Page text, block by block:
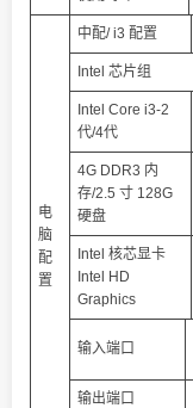
电
脑
配
置
中配/ i3 配置
Intel 芯片组
Intel Core i3-2
代/4代
4G DDR3 内
存/2.5 寸 128G
硬盘
Intel 核芯显卡
Intel HD
Graphics
输入端口
输出端口